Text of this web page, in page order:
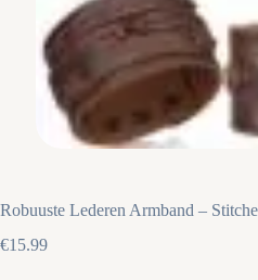
Robuuste Lederen Armband –
€15.99